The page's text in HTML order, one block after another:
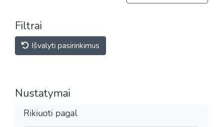
Filtrai
Išvalyti pasirinkimus
Nustatymai
Rikiuoti pagal